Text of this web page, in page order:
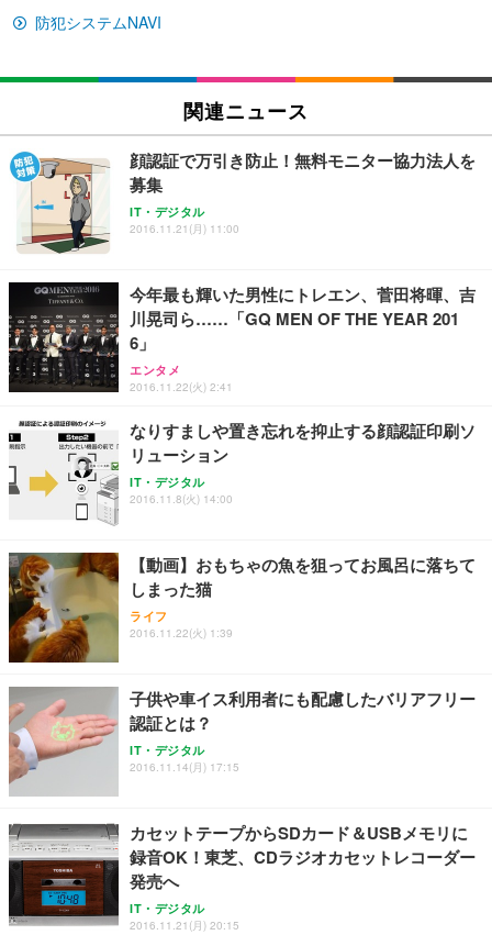
Sezlife オフィスチェア デスクチェア 疲れない テレ
能 人間工学 椅子 腰サポート 90度跳ね上げ式アーム
レスト 3Dヘッドレスト ハンガー付き 高反発クッシ
ョン PCチェア 通気性メッシュ ゲーミング/勉強/事
務用 おしゃれ パソコンチェア (ブラック)
Sezlife オフィスチェア デスクチェア 疲れない テレ
ワーク チェア 強化バックレスト 30度ロッキング機
能 人間工学 椅子 腰サポート 90度跳ね上げ式アーム
ョン PCチェア 通気性メッシュ ゲーミング/勉強/事
務用 おしゃれ パソコンチェア (ホワイト)
ANDWINT オフィスチェア デスクチェア 肘なし メ
ッシュ 通気性 ランバーサポート付き 腰サポート ガ
ス圧無段階昇降 360度回転 キャスター付き コンパク
ト 幅52×奥行58.5×高さ84～96cm テレワーク 在宅
￥109,572
【純正品】27"ゲーミングモニター DualSense 充電
フック付き（CFI-ZDM1J）
￥49,979
【整備済み品】Dell E2724HS 27インチ 液晶モニタ
ー フルHD（1920×1080）VA 非光沢 HDMI/DisplayP
ort/VGA スピーカー内蔵 高さ調整 スイベル VESA対
【MiniLED/24.5inch/280Hz/FHD】GRAPHT THE S
HOOTER Gaming Monitor 24” Essential ゲーミン
グモニター QD 24.5インチ 1ms FHD 量子ドット 残
像低減 (3年保証 | 輝点保証 | 日本メーカー)
ネオ・ルーライフ ネオ・オムツ L 中型犬用 26枚入
￥1,800
Smart Basic(スマートベーシック) 【Amazon.co.jp
限定】 Smart Basic アイリスオーヤマ ペットシーツ
超厚型 お徳用 ワイド 100枚入 (x 1) (ケース販売)
アイリスオーヤマ ペットシーツ 超厚型 お徳用 レギ
ュラー 200枚入【Amazon.co.jp限定】
￥3,731
防犯システムNAVI
関連ニュース
顔認証で万引き防止！無料モニター協力法人を
募集
IT・デジタル
2016.11.21(月) 11:00
今年最も輝いた男性にトレエン、菅田将暉、吉
川晃司ら……「GQ MEN OF THE YEAR 201
6」
エンタメ
2016.11.22(火) 2:41
なりすましや置き忘れを抑止する顔認証印刷ソ
リューション
IT・デジタル
2016.11.8(火) 14:00
【動画】おもちゃの魚を狙ってお風呂に落ちて
しまった猫
ライフ
2016.11.22(火) 1:39
子供や車イス利用者にも配慮したバリアフリー
認証とは？
IT・デジタル
2016.11.14(月) 17:15
カセットテープからSDカード＆USBメモリに
録音OK！東芝、CDラジオカセットレコーダー
発売へ
IT・デジタル
2016.11.21(月) 20:15